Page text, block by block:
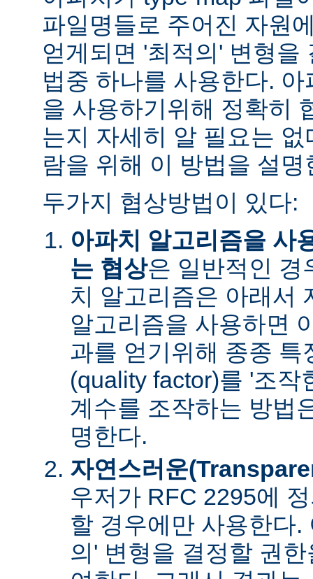
파일명들로 주어진 자원
얻게되면 '최적의' 변형을
법중 하나를 사용한다.
을 사용하기위해 정확히
는지 자세히 알 필요는
람을 위해 이 방법을 설명
두가지 협상방법이 있다:
아파치 알고리즘을 사
는 협상은 일반적인 경
치 알고리즘은 아래서
알고리즘을 사용하면
과를 얻기위해 종종 특
(quality factor)를 '조작
계수를 조작하는 방법
명한다.
자연스러운
우저가 RFC 2295에
할 경우에만 사용한다.
의' 변형을 결정할 권